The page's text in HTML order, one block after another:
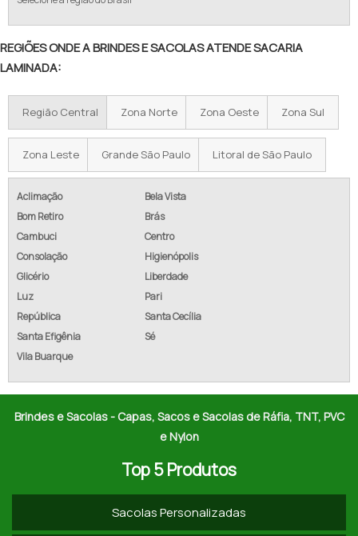
SACOLA DE RAFIA COM ZÍPER
SACOLA DE RAFIA COM ALÇA
SACOLA RAFIA GRANDE
SACOLA DE RAFIA PRONTA ENTREGA
SACOLA DE RAFIA VAREJO
SACOLAS DE RÁFIA COMPRAR
FORNECEDORES DE SACOLAS DE RÁFIA
PREÇO DE SACOLA DE RÁFIA
EMPRESAS DE SACOLAS DE RÁFIA
VENDA DE SACOLAS DE RÁFIA
COTAR SACOLAS DE RÁFIA
COMPRAR SACOLAS DE RÁFIA
SACO RÁFIA PARA ENTULHO
SACOLA DE RÁFIA LAMINADA PERSONALIZADA
REGIÕES ONDE A BRINDES E SACOLAS ATENDE SACARIA
LAMINADA:
Região Central Zona Norte Zona Oeste Zona Sul
Zona Leste Grande São Paulo Litoral de São Paulo
Aclimação
Bela Vista
Bom Retiro
Brás
Cambuci
Centro
Consolação
Higienópolis
Glicério
Liberdade
Luz
Pari
República
Santa Cecília
Santa Efigênia
Sé
Vila Buarque
Brindes e Sacolas - Capas, Sacos e Sacolas de Ráfia, TNT, PVC
e Nylon
Top 5 Produtos
Sacolas Personalizadas